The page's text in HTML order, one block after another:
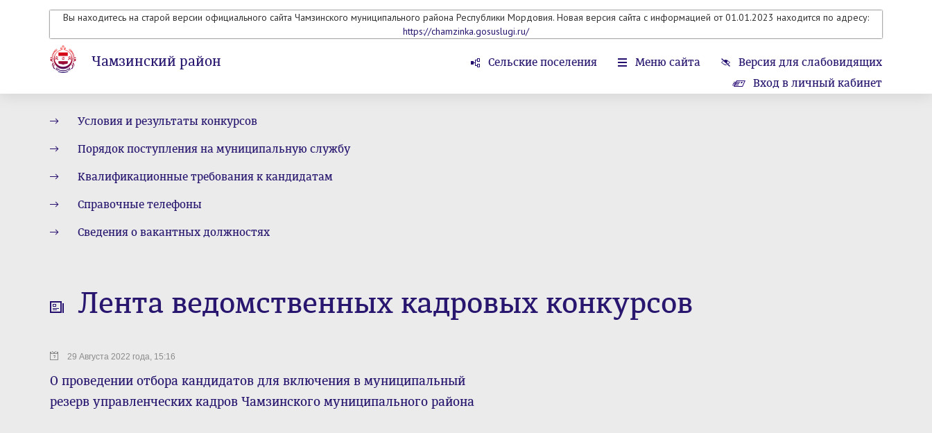
Вы находитесь на старой версии официального сайта Чамзинского муниципального района Республики Мордовия. Новая версия сайта с информацией от 01.01.2023 находится по адресу:
https://chamzinka.gosuslugi.ru/
Чамзинский район Сельские поселения Меню сайта
Версия для слабовидящих
Вход в личный кабинет
Условия и результаты конкурсов
Порядок поступления на муниципальную службу
Квалификационные требования к кандидатам
Справочные телефоны
Сведения о вакантных должностях
Лента ведомственных кадровых конкурсов
29 Августа 2022 года, 15:16
О проведении отбора кандидатов для включения в муниципальный
резерв управленческих кадров Чамзинского муниципального района